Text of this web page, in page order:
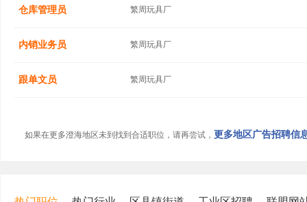
仓库管理员 繁周玩具厂
内销业务员 繁周玩具厂
跟单文员 繁周玩具厂
如果在更多澄海地区未到找到合适职位，请再尝试， 更多地区广告招聘信